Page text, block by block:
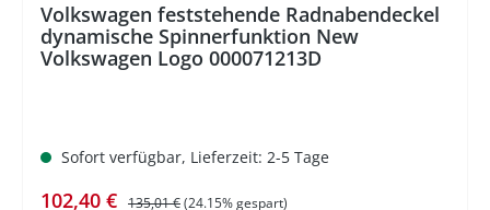
Volkswagen feststehende Radnabendeckel
dynamische Spinnerfunktion New
Volkswagen Logo 000071213D
Sofort verfügbar, Lieferzeit: 2-5 Tage
Verkaufspreis:
102,40 € Regulärer Preis:
135,01 €(24.15% gespart)